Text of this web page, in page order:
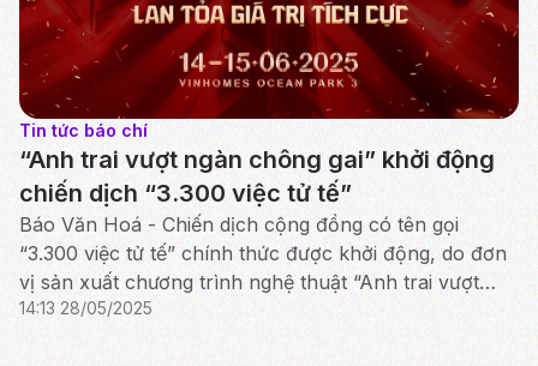
Tin tức báo chí
“Anh trai vượt ngàn chông gai” khởi động
chiến dịch “3.300 việc tử tế”
Báo Văn Hoá - Chiến dịch cộng đồng có tên gọi
“3.300 việc tử tế” chính thức được khởi động, do đơn
vị sản xuất chương trình nghệ thuật “Anh trai vượt
ngàn chông gai” phát động, phối hợp cùng cộng đồng
14:13 28/05/2025